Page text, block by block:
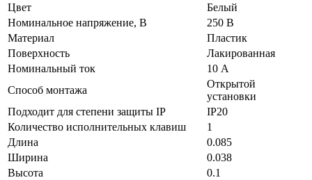
Цвет
Белый
Номинальное напряжение, В
250 В
Материал
Пластик
Поверхность
Лакированная
Номинальный ток
10 А
Способ монтажа
Открытой
установки
Подходит для степени защиты IP
IP20
Количество исполнительных клавиш
1
Длина
0.085
Ширина
0.038
Высота
0.1